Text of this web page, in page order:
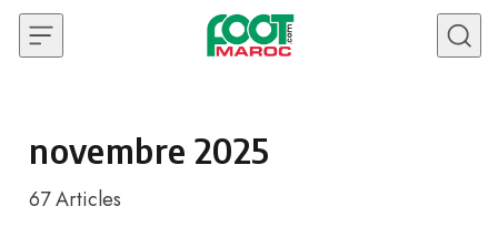
Skip to content
novembre 2025
67Articles